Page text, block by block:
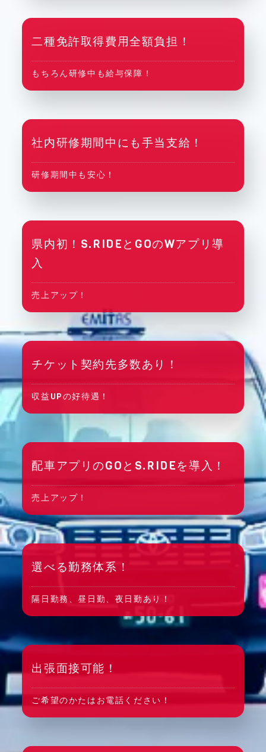
二種免許取得費用全額負担！
もちろん研修中も給与保障！
社内研修期間中にも手当支給！
研修期間中も安心！
県内初！S.RIDEとGOのWアプリ導
入
売上アップ！
チケット契約先多数あり！
収益UPの好待遇！
配車アプリのGOとS.RIDEを導入！
売上アップ！
選べる勤務体系！
隔日勤務、昼日勤、夜日勤あり！
出張面接可能！
ご希望のかたはお電話ください！